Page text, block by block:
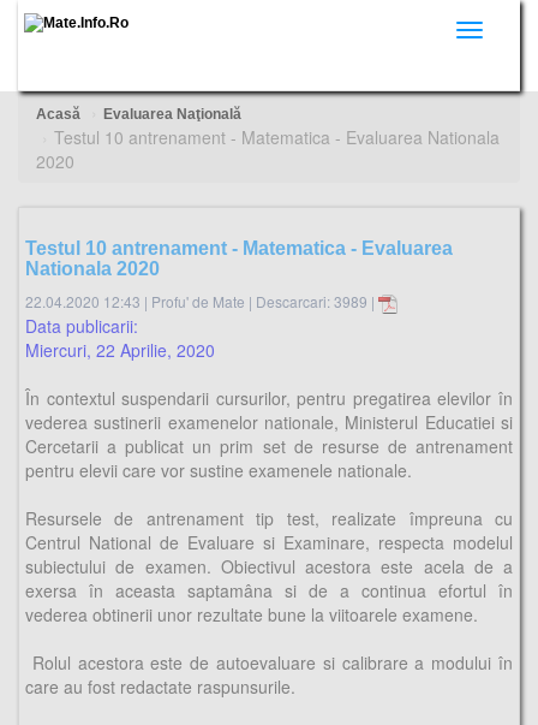
Toggle
Acasă Evaluarea Naţională
Testul 10 antrenament - Matematica - Evaluarea Nationala
2020
Testul 10 antrenament - Matematica - Evaluarea
Nationala 2020
22.04.2020 12:43 | Profu' de Mate | Descarcari: 3989 |
Data publicarii:
Miercuri, 22 Aprilie, 2020
În contextul suspendarii cursurilor, pentru pregatirea elevilor în
vederea sustinerii examenelor nationale, Ministerul Educatiei si
Cercetarii a publicat un prim set de resurse de antrenament
pentru elevii care vor sustine examenele nationale.
Resursele de antrenament tip test, realizate împreuna cu
Centrul National de Evaluare si Examinare, respecta modelul
subiectului de examen. Obiectivul acestora este acela de a
exersa în aceasta saptamâna si de a continua efortul în
vederea obtinerii unor rezultate bune la viitoarele examene.
Rolul acestora este de autoevaluare si calibrare a modului în
care au fost redactate raspunsurile.